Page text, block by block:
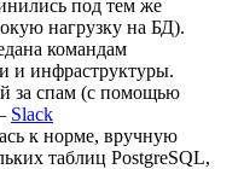
под тем же
нагрузку на БД).
командам
и инфраструктуры.
за спам (с помощью
Slack
к норме, вручную
таблиц PostgreSQL,